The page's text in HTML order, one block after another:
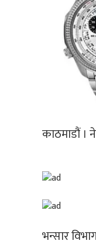
काठमाडौं ।
भन्सार